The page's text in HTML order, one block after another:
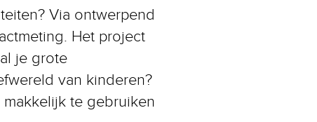
Via ontwerpend
Het project
je grote
van kinderen?
te gebruiken